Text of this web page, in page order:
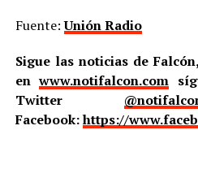
Fuente:Unión Radio
Sigue las noticias de
enwww.notifalcon.com
Twitter
Facebook:https://